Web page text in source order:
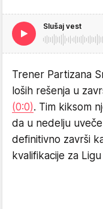
Slušaj vest
Trener Partizana
loših rešenja u
(0:0). Tim kiksom
da u nedelju
definitivno završi
kvalifikacije za